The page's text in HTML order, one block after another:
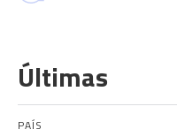
Últimas
PAÍS